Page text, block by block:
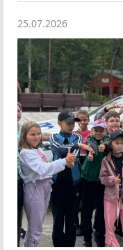
25.07.2026